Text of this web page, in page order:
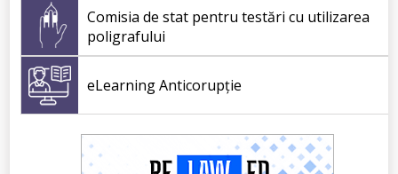
Comisia de stat pentru testări cu utilizarea
poligrafului
eLearning Anticorupție
26.05.2025 102
Peste 1800 de persoane instruite de CNA în
cadrul activităților anticorupție desfășurate în
această săptămână
23.05.2025 44